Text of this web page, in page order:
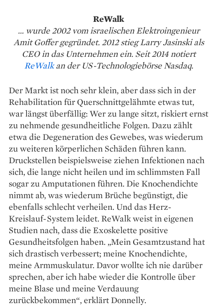
ReWalk
... wurde 2002 vom israelischen Elektroingenieur
Amit Goffer gegründet. 2012 stieg Larry Jasinski als
CEO in das Unternehmen ein. Seit 2014 notiert
ReWalkan der US-Technologiebörse Nasdaq.
Der Markt ist noch sehr klein, aber dass sich in der
Reha­bilitation für Querschnittgelähmte etwas tut,
war längst überfällig: Wer zu lange sitzt, riskiert ernst
zu nehmende gesundheitliche Folgen. Dazu zählt
etwa die Degeneration des Gewebes, was wiederum
zu weiteren körper­lichen Schäden führen kann.
Druckstellen beispielsweise ziehen Infektionen nach
sich, die lange nicht heilen und im schlimmsten Fall
sogar zu Ampu­tationen führen. Die Knochen­dichte
nimmt ab, was wiederum Brüche begünstigt, die
ebenfalls schlecht verheilen. Und das Herz-
Kreislauf-System leidet. ReWalk weist in eigenen
Studien nach, dass die Exoskelette positive
Gesundheitsfolgen haben. „Mein Gesamtzustand hat
sich drastisch verbessert; meine Knochendichte,
meine Armmuskulatur. Davor wollte ich nie darüber
sprechen, aber ich habe wieder die Kontrolle über
meine Blase und meine Verdauung
zurückbekommen“, erklärt Donnelly.